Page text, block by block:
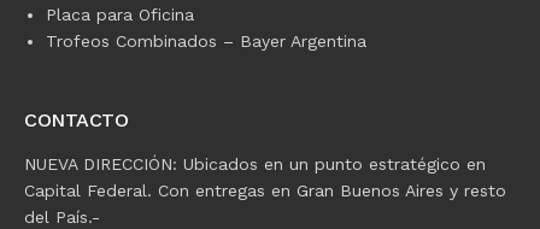
Placa para Oficina
Trofeos Combinados – Bayer Argentina
CONTACTO
NUEVA DIRECCIÓN: Ubicados en un punto estratégico en
Capital Federal. Con entregas en Gran Buenos Aires y resto
del País.-